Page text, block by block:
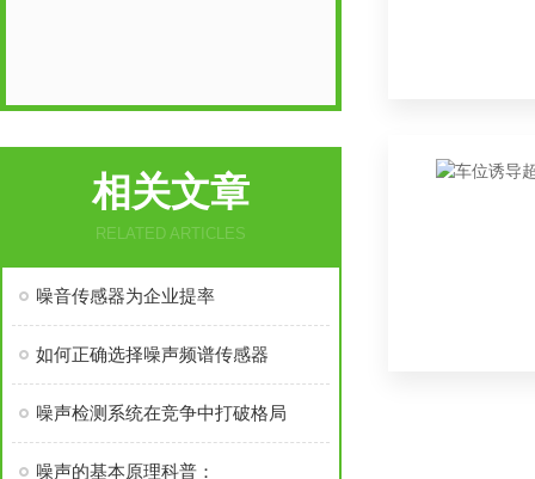
相关文章
RELATED ARTICLES
噪音传感器为企业提率
如何正确选择噪声频谱传感器
噪声检测系统在竞争中打破格局
噪声的基本原理科普：